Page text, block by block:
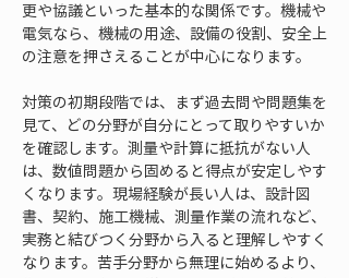
更や協議といった基本的な関係です。機械や
電気なら、機械の用途、設備の役割、安全上
の注意を押さえることが中心になります。
対策の初期段階では、まず過去問や問題集を
見て、どの分野が自分にとって取りやすいか
を確認します。測量や計算に抵抗がない人
は、数値問題から固めると得点が安定しやす
くなります。現場経験が長い人は、設計図
書、契約、施工機械、測量作業の流れなど、
実務と結びつく分野から入ると理解しやすく
なります。苦手分野から無理に始めるより、